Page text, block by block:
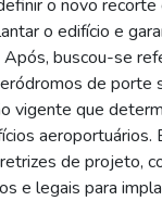
o novo recorte
o edifício e
buscou-se
de porte
vigente que
aeroportuários.
de projeto,
e legais para